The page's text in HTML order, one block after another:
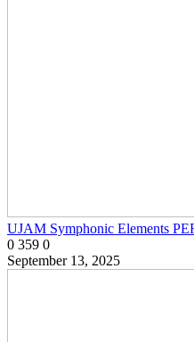
UJAM Symphonic Elements
0 359 0
September 13, 2025